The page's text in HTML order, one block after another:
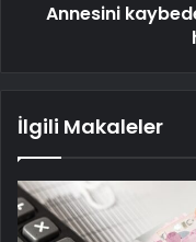
Annesini
İlgili Makaleler